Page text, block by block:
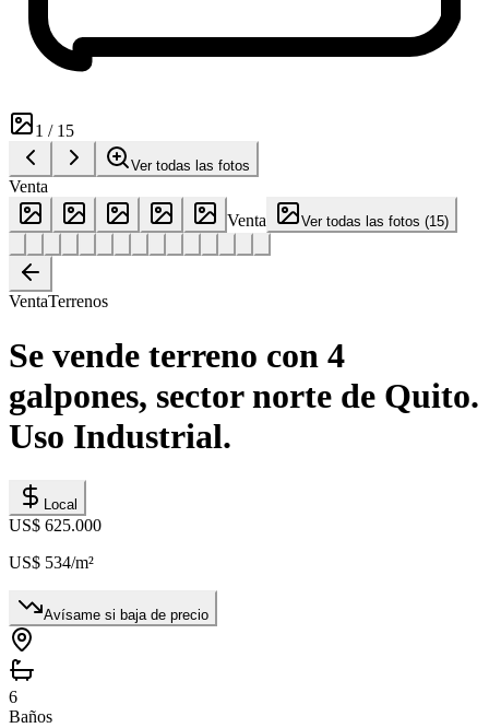
1 / 15
Ver todas las fotos
Venta
Venta
Ver todas las fotos (15)
VentaTerrenos
Se vende terreno con 4
galpones, sector norte de Quito.
Uso Industrial.
Local
US$ 625.000
US$ 534/m²
Avísame si baja de precio
6
Baños